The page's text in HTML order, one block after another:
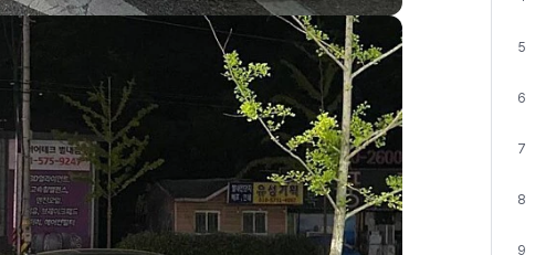
5
6
7
8
9